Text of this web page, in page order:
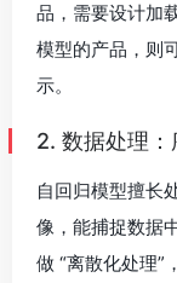
品，需要设计加
模型的产品，则
示。
2. 数据处理
自回归模型擅长
像，能捕捉数据
做 “离散化处理”